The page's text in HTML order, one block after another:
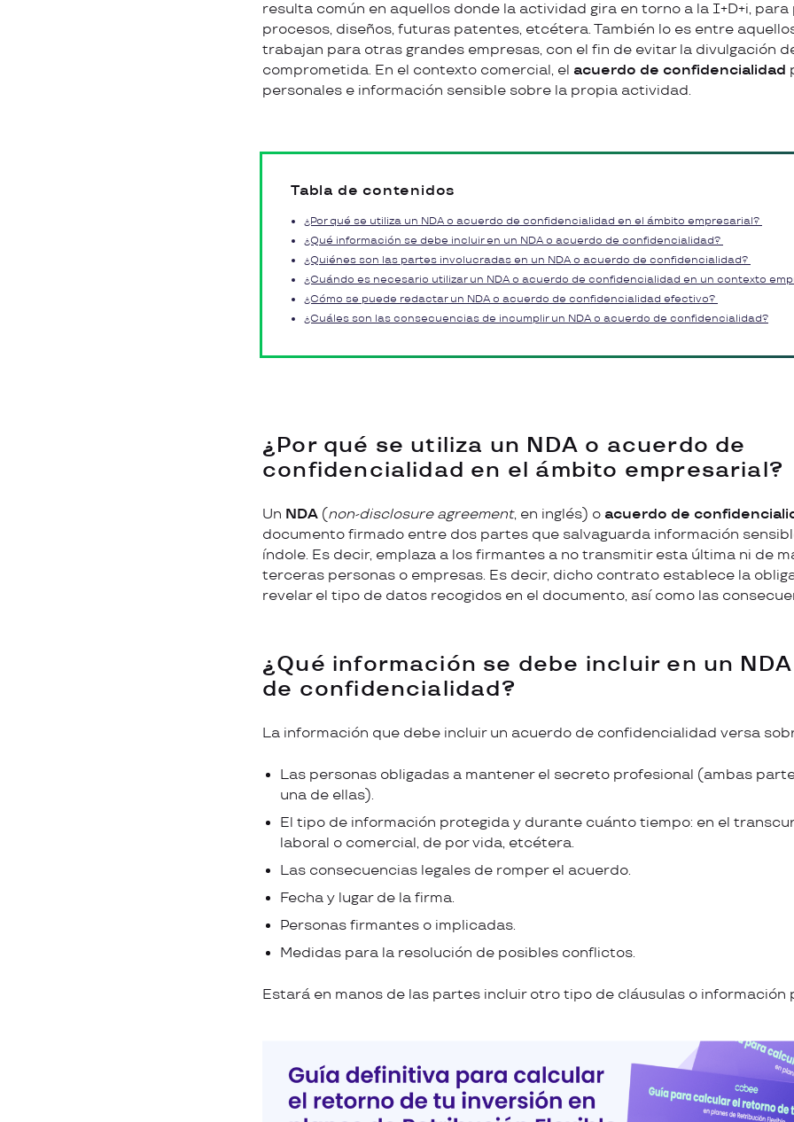
resulta común en aquellos donde la actividad gira en torno a la I+D+i,
procesos, diseños, futuras patentes, etcétera. También lo es entre
trabajan para otras grandes empresas, con el fin de evitar la divulgación
comprometida. En el contexto comercial, el acuerdo de confidencialidad
personales e información sensible sobre la propia actividad.
Tabla de contenidos
¿Por qué se utiliza un NDA o acuerdo de confidencialidad en el ámbito empresarial?
¿Qué información se debe incluir en un NDA o acuerdo de confidencialidad?
¿Quiénes son las partes involucradas en un NDA o acuerdo de confidencialidad?
¿Cuándo es necesario utilizar un NDA o acuerdo de confidencialidad en un contexto
¿Cómo se puede redactar un NDA o acuerdo de confidencialidad efectivo?
¿Cuáles son las consecuencias de incumplir un NDA o acuerdo de confidencialidad?
¿Por qué se utiliza un NDA o acuerdo de
confidencialidad en el ámbito empresarial?
Un NDA (non-disclosure agreement, en inglés) o acuerdo de
documento firmado entre dos partes que salvaguarda información
índole. Es decir, emplaza a los firmantes a no transmitir esta última ni de
terceras personas o empresas. Es decir, dicho contrato establece la
revelar el tipo de datos recogidos en el documento, así como las
¿Qué información se debe incluir en un
de confidencialidad?
La información que debe incluir un acuerdo de confidencialidad versa
Las personas obligadas a mantener el secreto profesional (ambas
una de ellas).
El tipo de información protegida y durante cuánto tiempo: en el
laboral o comercial, de por vida, etcétera.
Las consecuencias legales de romper el acuerdo.
Fecha y lugar de la firma.
Personas firmantes o implicadas.
Medidas para la resolución de posibles conflictos.
Estará en manos de las partes incluir otro tipo de cláusulas o información